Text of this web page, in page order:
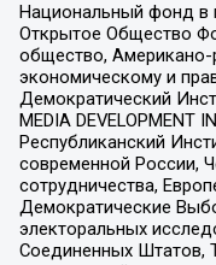
Национальный фонд в
Открытое Общество
общество,
экономическому и
Демократический
MEDIA DEVELOPMENT
Республиканский
современной России,
сотрудничества,
Демократические
электоральных
Соединенных Штатов,